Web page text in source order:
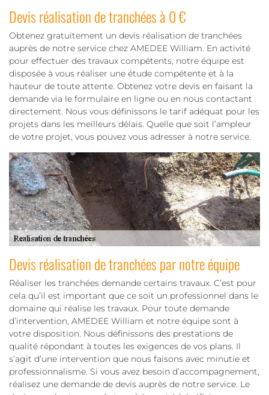
Devis réalisation de tranchées à 0 €
Obtenez gratuitement un devis réalisation de tranchées
auprès de notre service chez AMEDEE William. En activité
pour effectuer des travaux compétents, notre équipe est
disposée à vous réaliser une étude compétente et à la
hauteur de toute attente. Obtenez votre devis en faisant la
demande via le formulaire en ligne ou en nous contactant
directement. Nous vous définissons le tarif adéquat pour les
projets dans les meilleurs délais. Quelle que soit l’ampleur
de votre projet, vous pouvez vous adresser à notre service.
Devis réalisation de tranchées par notre équipe
Réaliser les tranchées demande certains travaux. C’est pour
cela qu’il est important que ce soit un professionnel dans le
domaine qui réalise les travaux. Pour toute demande
d’intervention, AMEDEE William et notre équipe sont à
votre disposition. Nous définissons des prestations de
qualité répondant à toutes les exigences de vos plans. Il
s’agit d’une intervention que nous faisons avec minutie et
professionnalisme. Si vous avez besoin d’accompagnement,
réalisez une demande de devis auprès de notre service. Le